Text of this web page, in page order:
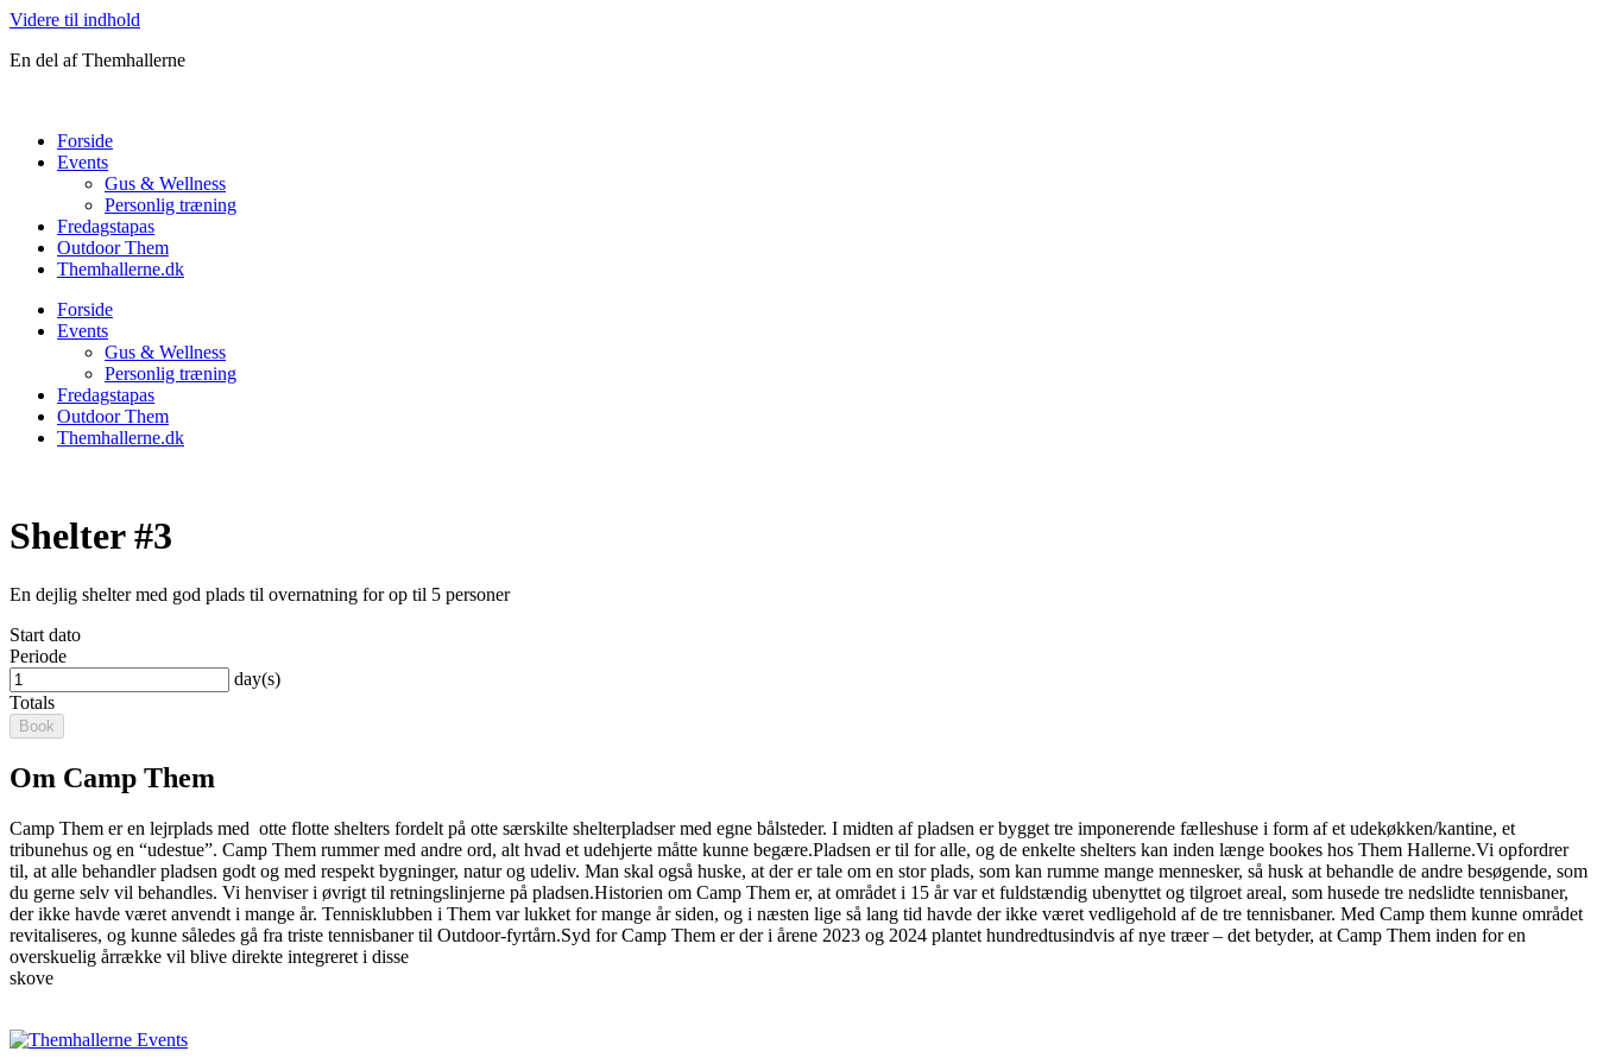
Videre til indhold
En del af Themhallerne
Forside
Events
Gus & Wellness
Personlig træning
Fredagstapas
Outdoor Them
Themhallerne.dk
Forside
Events
Gus & Wellness
Personlig træning
Fredagstapas
Outdoor Them
Themhallerne.dk
Shelter #3
En dejlig shelter med god plads til overnatning for op til 5 personer
Start dato
Periode
day(s)
Totals
Book
Om Camp Them
Camp Them er en lejrplads med otte flotte shelters fordelt på otte særskilte shelterpladser med egne bålsteder. I midten af pladsen er bygget tre imponerende fælleshuse i form af et udekøkken/kantine, et
tribunehus og en “udestue”. Camp Them rummer med andre ord, alt hvad et udehjerte måtte kunne begære.Pladsen er til for alle, og de enkelte shelters kan inden længe bookes hos Them Hallerne.Vi opfordrer
til, at alle behandler pladsen godt og med respekt bygninger, natur og udeliv. Man skal også huske, at der er tale om en stor plads, som kan rumme mange mennesker, så husk at behandle de andre besøgende, som
du gerne selv vil behandles. Vi henviser i øvrigt til retningslinjerne på pladsen.Historien om Camp Them er, at området i 15 år var et fuldstændig ubenyttet og tilgroet areal, som husede tre nedslidte tennisbaner,
der ikke havde været anvendt i mange år. Tennisklubben i Them var lukket for mange år siden, og i næsten lige så lang tid havde der ikke været vedligehold af de tre tennisbaner. Med Camp them kunne området
revitaliseres, og kunne således gå fra triste tennisbaner til Outdoor-fyrtårn.Syd for Camp Them er der i årene 2023 og 2024 plantet hundredtusindvis af nye træer – det betyder, at Camp Them inden for en
overskuelig årrække vil blive direkte integreret i disse
skove